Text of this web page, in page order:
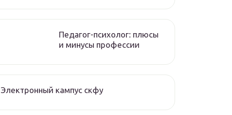
Педагог-психолог: плюсы
и минусы профессии
Электронный кампус скфу